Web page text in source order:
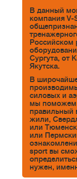
В данный
компания V-
Российском
Сургута, от
Якутска.
В
силовых и
мы поможем
правильный
жили,
или
или
sport вы
нужен,